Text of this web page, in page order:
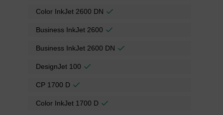
Color InkJet 2600 DN
Business InkJet 2600
Business InkJet 2600 DN
DesignJet 100
CP 1700 D
Color InkJet 1700 D